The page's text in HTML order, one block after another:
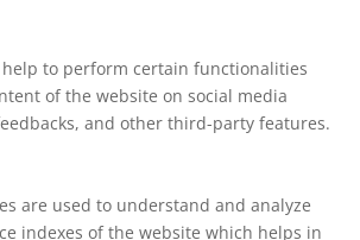
help to perform certain functionalities
of the website on social media
and other third-party features.
are used to understand and analyze
indexes of the website which helps in